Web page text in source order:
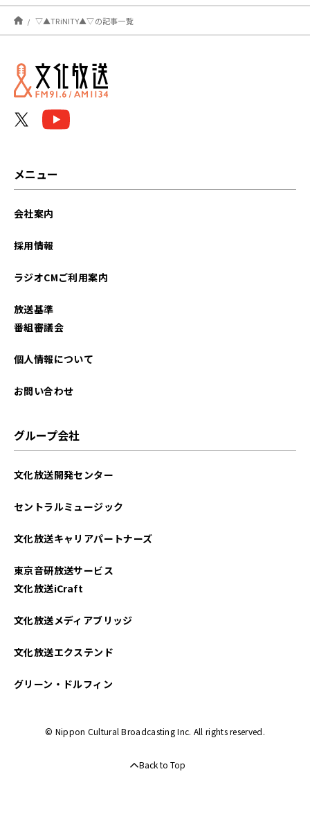
2023年03月
2023年02月
2023年01月
2022年04月
2022年01月
2021年08月
2021年07月
2021年06月
▽▲TRiNITY▲▽の記事一覧
メニュー
会社案内
採用情報
ラジオCMご利用案内
放送基準
番組審議会
個人情報について
お問い合わせ
グループ会社
文化放送開発センター
セントラルミュージック
文化放送キャリアパートナーズ
東京音研放送サービス
文化放送iCraft
文化放送メディアブリッジ
文化放送エクステンド
グリーン・ドルフィン
© Nippon Cultural Broadcasting Inc. All rights reserved.
Back to Top